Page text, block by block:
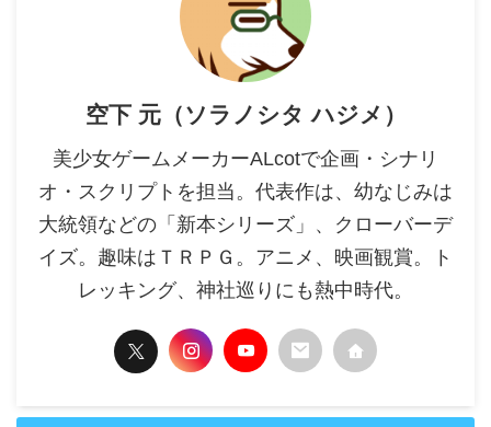
空下 元（ソラノシタ ハジメ）
美少女ゲームメーカーALcotで企画・シナリ
オ・スクリプトを担当。代表作は、幼なじみは
大統領などの「新本シリーズ」、クローバーデ
イズ。趣味はＴＲＰＧ。アニメ、映画観賞。ト
レッキング、神社巡りにも熱中時代。